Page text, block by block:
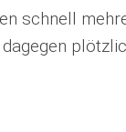
schnell